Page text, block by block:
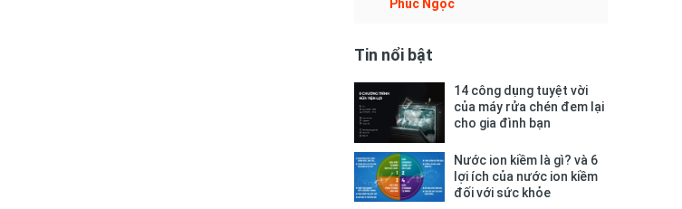
Phúc Ngọc
Tin nổi bật
14 công dụng tuyệt vời
của máy rửa chén đem lại
cho gia đình bạn
Nước ion kiềm là gì? và 6
lợi ích của nước ion kiềm
đối với sức khỏe